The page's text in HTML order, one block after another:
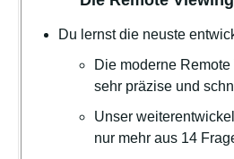
Du lernst die neuste
Die moderne
sehr präzise und
Unser
nur mehr aus 14